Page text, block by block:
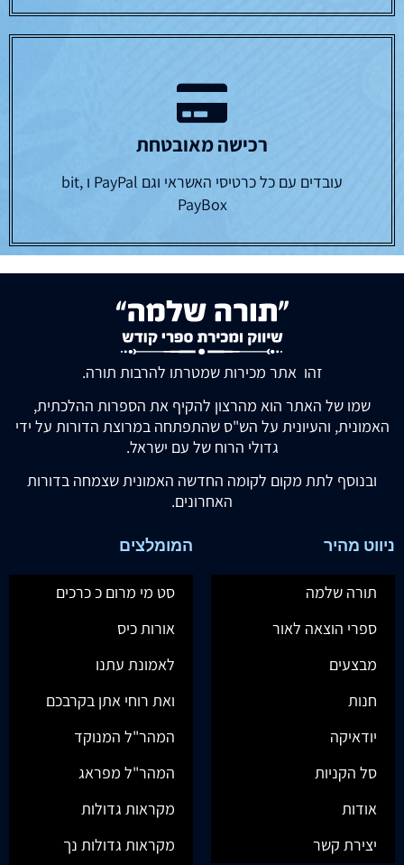
רכישה מאובטחת
עובדים עם כל כרטיסי האשראי וגם PayPal ו bit,
PayBox
זהו אתר מכירות שמטרתו להרבות תורה.
שמו של האתר הוא מהרצון להקיף את הספרות ההלכתית,
האמונית, והעיונית על הש"ס שהתפתחה במרוצת הדורות על ידי
גדולי הרוח של עם ישראל.
ובנוסף לתת מקום לקומה החדשה האמונית שצמחה בדורות
האחרונים.
ניווט מהיר
תורה שלמה
ספרי הוצאה לאור
מבצעים
חנות
יודאיקה
סל הקניות
אודות
יצירת קשר
המומלצים
סט מי מרום כ כרכים
אורות כיס
לאמונת עתנו
ואת רוחי אתן בקרבכם
המהר"ל המנוקד
המהר"ל מפראג
מקראות גדולות
מקראות גדולות נך